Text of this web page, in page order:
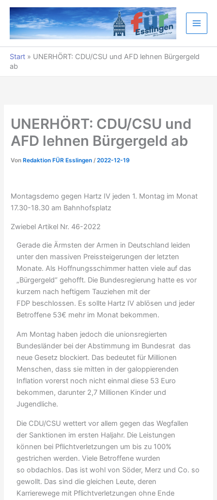
Zum
Inhalt
springen
Start » UNERHÖRT: CDU/CSU und AFD lehnen Bürgergeld
ab
UNERHÖRT: CDU/CSU und
AFD lehnen Bürgergeld ab
Von Redaktion FÜR Esslingen/2022-12-19
Montagsdemo gegen Hartz IV jeden 1. Montag im Monat
17.30-18.30 am Bahnhofsplatz
Zwiebel Artikel Nr. 46-2022
Gerade die Ärmsten der Armen in Deutschland leiden
unter den massiven Preissteigerungen der letzten
Monate. Als Hoffnungsschimmer hatten viele auf das
„Bürgergeld“ gehofft. Die Bundesregierung hatte es vor
kurzem nach heftigem Tauziehen mit der
FDP beschlossen. Es sollte Hartz IV ablösen und jeder
Betroffene 53€ mehr im Monat bekommen.
Am Montag haben jedoch die unionsregierten
Bundesländer bei der Abstimmung im Bundesrat das
neue Gesetz blockiert. Das bedeutet für Millionen
Menschen, dass sie mitten in der galoppierenden
Inflation vorerst noch nicht einmal diese 53 Euro
bekommen, darunter 2,7 Millionen Kinder und
Jugendliche.
Die CDU/CSU wettert vor allem gegen das Wegfallen
der Sanktionen im ersten Haljahr. Die Leistungen
können bei Pflichtverletzungen um bis zu 100%
gestrichen werden. Viele Betroffene wurden
so obdachlos. Das ist wohl von Söder, Merz und Co. so
gewollt. Das sind die gleichen Leute, deren
Karrierewege mit Pflichtverletzungen ohne Ende